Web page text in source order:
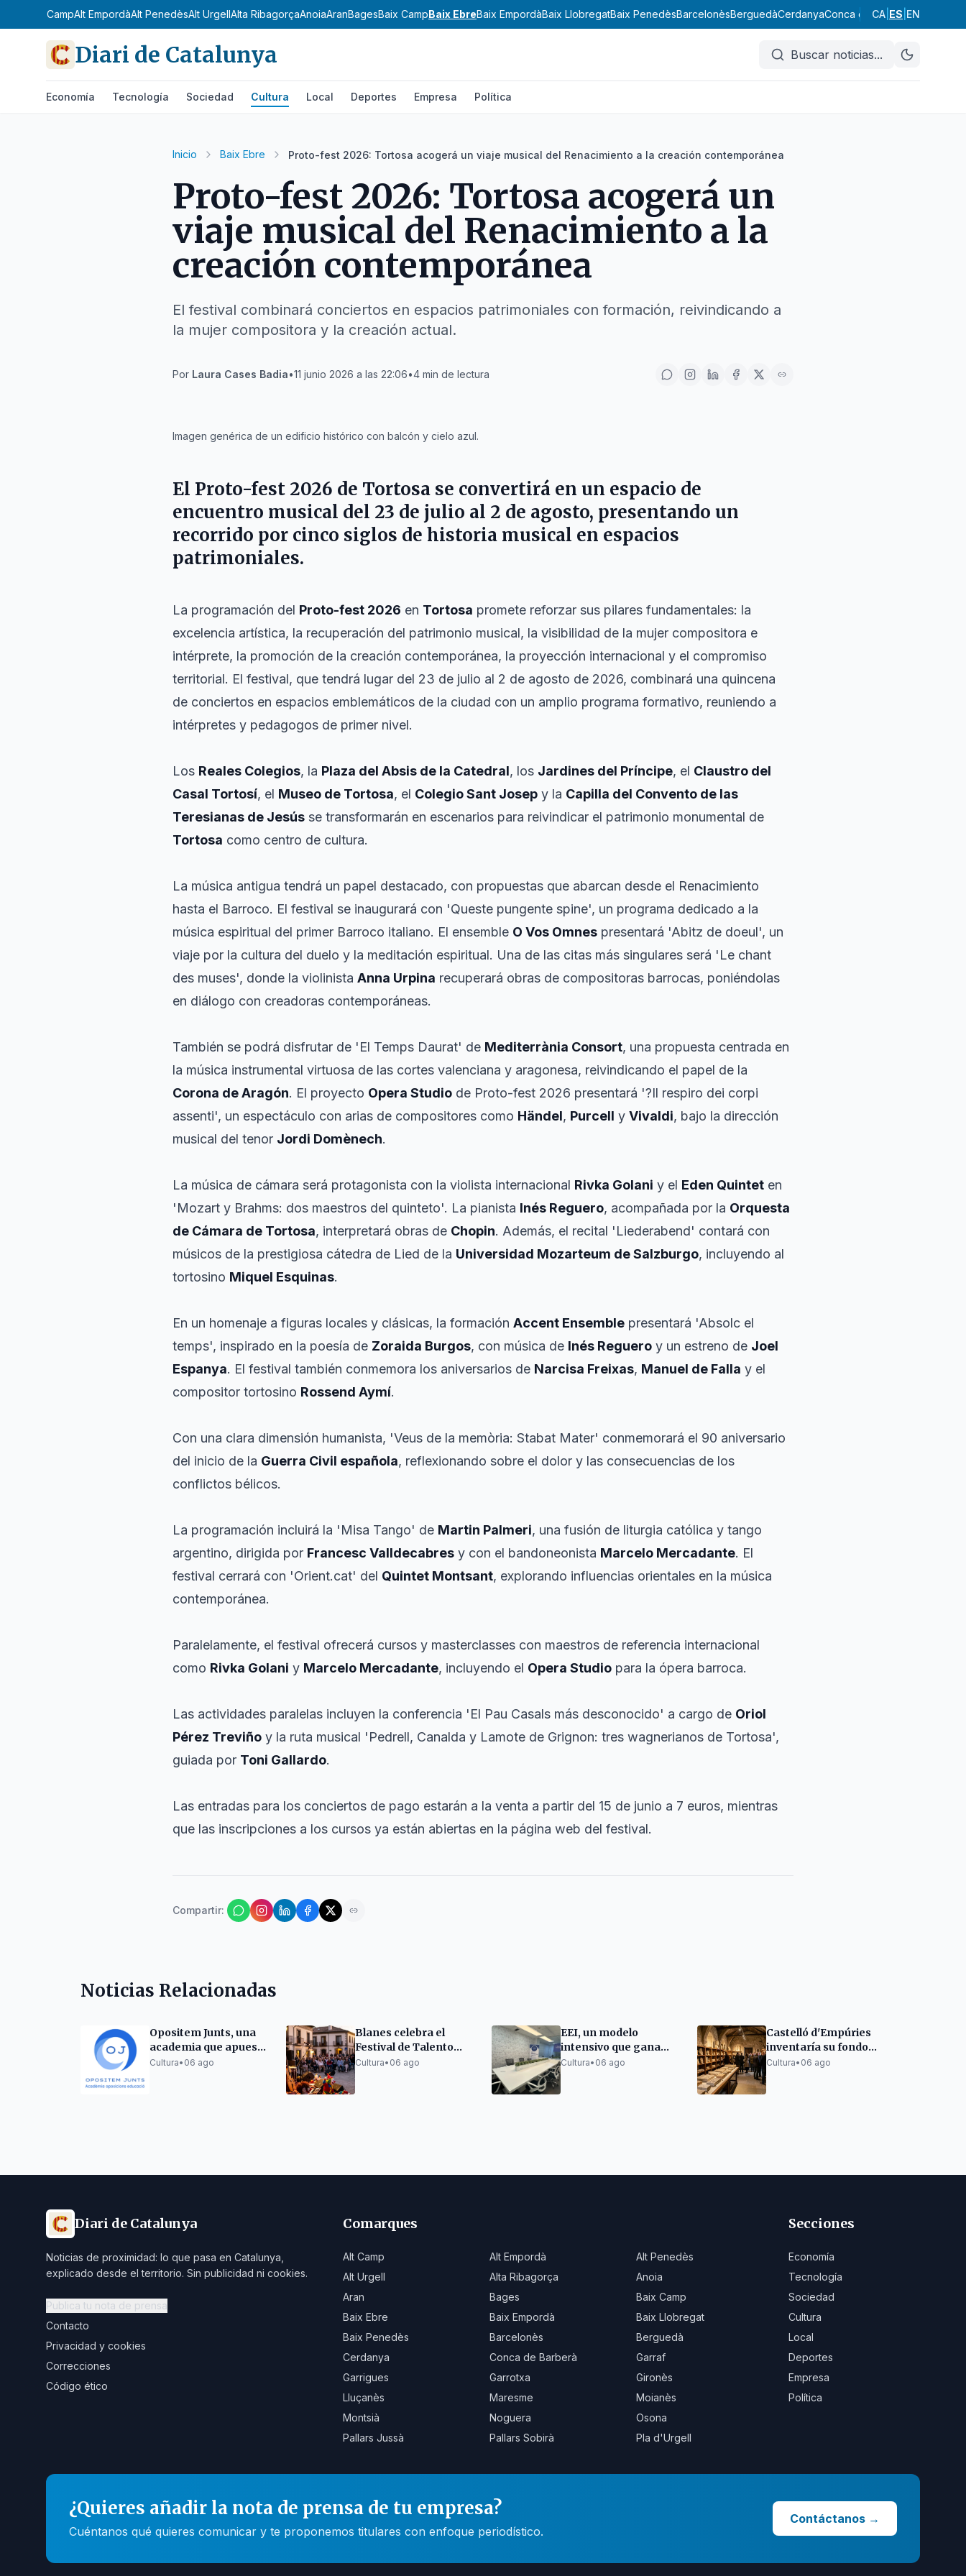
Alt CampAlt EmpordàAlt PenedèsAlt UrgellAlta RibagorçaAnoiaAranBagesBaix CampBaix EbreBaix EmpordàBaix LlobregatBaix PenedèsBarcelonèsBerguedàCerdanyaConca de BarberàGarraf
CA ES EN
Diari de Catalunya Buscar noticias...
Economía Tecnología Sociedad Cultura Local Deportes Empresa Política
Inicio Baix Ebre Proto-fest 2026: Tortosa acogerá un viaje musical del Renacimiento a la creación contemporánea
Proto-fest 2026: Tortosa acogerá un
viaje musical del Renacimiento a la
creación contemporánea
El festival combinará conciertos en espacios patrimoniales con formación, reivindicando a
la mujer compositora y la creación actual.
Por Laura Cases Badia•11 junio 2026 a las 22:06•4 min de lectura
Imagen genérica de un edificio histórico con balcón y cielo azul.
El Proto-fest 2026 de Tortosa se convertirá en un espacio de
encuentro musical del 23 de julio al 2 de agosto, presentando un
recorrido por cinco siglos de historia musical en espacios
patrimoniales.
La programación del Proto-fest 2026 en Tortosa promete reforzar sus pilares fundamentales: la
excelencia artística, la recuperación del patrimonio musical, la visibilidad de la mujer compositora e
intérprete, la promoción de la creación contemporánea, la proyección internacional y el compromiso
territorial. El festival, que tendrá lugar del 23 de julio al 2 de agosto de 2026, combinará una quincena
de conciertos en espacios emblemáticos de la ciudad con un amplio programa formativo, reuniendo a
intérpretes y pedagogos de primer nivel.
Los Reales Colegios, la Plaza del Absis de la Catedral, los Jardines del Príncipe, el Claustro del
Casal Tortosí, el Museo de Tortosa, el Colegio Sant Josep y la Capilla del Convento de las
Teresianas de Jesús se transformarán en escenarios para reivindicar el patrimonio monumental de
Tortosa como centro de cultura.
La música antigua tendrá un papel destacado, con propuestas que abarcan desde el Renacimiento
hasta el Barroco. El festival se inaugurará con 'Queste pungente spine', un programa dedicado a la
música espiritual del primer Barroco italiano. El ensemble O Vos Omnes presentará 'Abitz de doeul', un
viaje por la cultura del duelo y la meditación espiritual. Una de las citas más singulares será 'Le chant
des muses', donde la violinista Anna Urpina recuperará obras de compositoras barrocas, poniéndolas
en diálogo con creadoras contemporáneas.
También se podrá disfrutar de 'El Temps Daurat' de Mediterrània Consort, una propuesta centrada en
la música instrumental virtuosa de las cortes valenciana y aragonesa, reivindicando el papel de la
Corona de Aragón. El proyecto Opera Studio de Proto-fest 2026 presentará '?Il respiro dei corpi
assenti', un espectáculo con arias de compositores como Händel, Purcell y Vivaldi, bajo la dirección
musical del tenor Jordi Domènech.
La música de cámara será protagonista con la violista internacional Rivka Golani y el Eden Quintet en
'Mozart y Brahms: dos maestros del quinteto'. La pianista Inés Reguero, acompañada por la Orquesta
de Cámara de Tortosa, interpretará obras de Chopin. Además, el recital 'Liederabend' contará con
músicos de la prestigiosa cátedra de Lied de la Universidad Mozarteum de Salzburgo, incluyendo al
tortosino Miquel Esquinas.
En un homenaje a figuras locales y clásicas, la formación Accent Ensemble presentará 'Absolc el
temps', inspirado en la poesía de Zoraida Burgos, con música de Inés Reguero y un estreno de Joel
Espanya. El festival también conmemora los aniversarios de Narcisa Freixas, Manuel de Falla y el
compositor tortosino Rossend Aymí.
Con una clara dimensión humanista, 'Veus de la memòria: Stabat Mater' conmemorará el 90 aniversario
del inicio de la Guerra Civil española, reflexionando sobre el dolor y las consecuencias de los
conflictos bélicos.
La programación incluirá la 'Misa Tango' de Martin Palmeri, una fusión de liturgia católica y tango
argentino, dirigida por Francesc Valldecabres y con el bandoneonista Marcelo Mercadante. El
festival cerrará con 'Orient.cat' del Quintet Montsant, explorando influencias orientales en la música
contemporánea.
Paralelamente, el festival ofrecerá cursos y masterclasses con maestros de referencia internacional
como Rivka Golani y Marcelo Mercadante, incluyendo el Opera Studio para la ópera barroca.
Las actividades paralelas incluyen la conferencia 'El Pau Casals más desconocido' a cargo de Oriol
Pérez Treviño y la ruta musical 'Pedrell, Canalda y Lamote de Grignon: tres wagnerianos de Tortosa',
guiada por Toni Gallardo.
Las entradas para los conciertos de pago estarán a la venta a partir del 15 de junio a 7 euros, mientras
que las inscripciones a los cursos ya están abiertas en la página web del festival.
Compartir:
Noticias Relacionadas
Opositem Junts, una
academia que apuesta
por la excelencia en la
Cultura• 06 ago
Blanes celebra el
Festival de Talento
con música, payasos y
Cultura• 06 ago
EEI, un modelo
intensivo que gana
peso en la
Cultura• 06 ago
Castelló d'Empúries
inventaría su fondo
lapidario medieval y
Cultura• 06 ago
Diari de Catalunya
Noticias de proximidad: lo que pasa en Catalunya,
explicado desde el territorio. Sin publicidad ni cookies.
Publica tu nota de prensa
Contacto
Privacidad y cookies
Correcciones
Código ético
Comarques
Alt Camp Alt Empordà
Alt Penedès
Alt Urgell
Alta Ribagorça
Anoia
Aran
Bages
Baix Camp
Baix Ebre
Baix Empordà
Baix Llobregat
Baix Penedès
Barcelonès
Berguedà
Cerdanya
Conca de Barberà
Garraf
Garrigues
Garrotxa
Gironès
Lluçanès
Maresme
Moianès
Montsià
Noguera
Osona
Pallars Jussà
Pallars Sobirà Pla d'Urgell
Secciones
Economía
Tecnología
Sociedad
Cultura
Local
Deportes
Empresa
Política
¿Quieres añadir la nota de prensa de tu empresa?
Cuéntanos qué quieres comunicar y te proponemos titulares con enfoque periodístico.
Contáctanos →